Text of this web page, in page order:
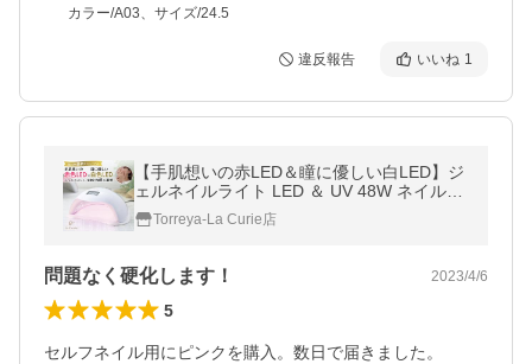
カラー/A03、サイズ/24.5
違反報告 いいね 1
【手肌想いの赤LED＆瞳に優しい白LED】ジ
ェルネイルライト LED ＆ UV 48W ネイルラ
イト 低ヒート機能 自動センサー ジェルネイ
ル レジン【1年保証 ueenail監修】
Torreya-La Curie店
問題なく硬化します！ 2023/4/6
5
セルフネイル用にピンクを購入。数日で届きました。